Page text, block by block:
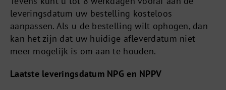
leveringsdatum uw bestelling kosteloos
aanpassen. Als u de bestelling wilt ophogen, dan
kan het zijn dat uw huidige afleverdatum niet
meer mogelijk is om aan te houden.
Laatste leveringsdatum NPG en NPPV